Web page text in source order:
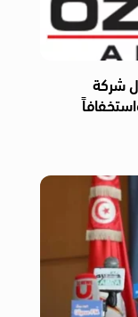
شركة